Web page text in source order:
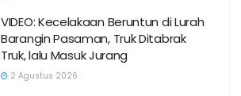
VIDEO: Kecelakaan Beruntun di Lurah
Barangin Pasaman, Truk Ditabrak
Truk, lalu Masuk Jurang
2 Agustus 2026